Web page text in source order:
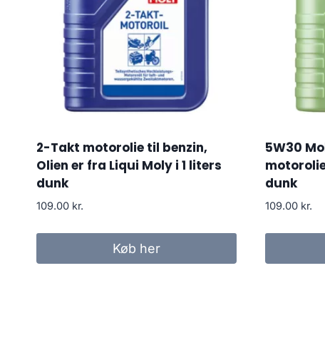
2-Takt motorolie til benzin,
Olien er fra Liqui Moly i 1 liters
dunk
109.00 kr.
Køb her
5W30
dunk
109.00 kr.